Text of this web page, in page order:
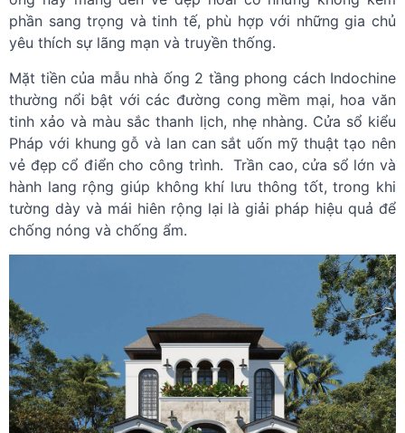
phần sang trọng và tinh tế, phù hợp với những gia chủ
yêu thích sự lãng mạn và truyền thống.
Mặt tiền của mẫu nhà ống 2 tầng phong cách Indochine
thường nổi bật với các đường cong mềm mại, hoa văn
tinh xảo và màu sắc thanh lịch, nhẹ nhàng. Cửa sổ kiểu
Pháp với khung gỗ và lan can sắt uốn mỹ thuật tạo nên
vẻ đẹp cổ điển cho công trình. Trần cao, cửa sổ lớn và
hành lang rộng giúp không khí lưu thông tốt, trong khi
tường dày và mái hiên rộng lại là giải pháp hiệu quả để
chống nóng và chống ẩm.